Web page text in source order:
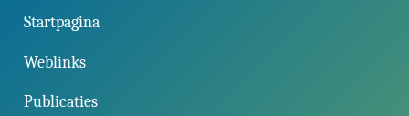
Startpagina
Weblinks
Publicaties